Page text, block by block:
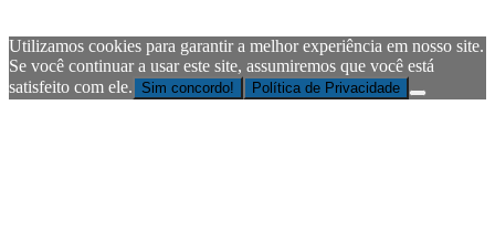
Utilizamos cookies para garantir a melhor experiência em nosso site.
Se você continuar a usar este site, assumiremos que você está
satisfeito com ele. Sim concordo! Política de Privacidade